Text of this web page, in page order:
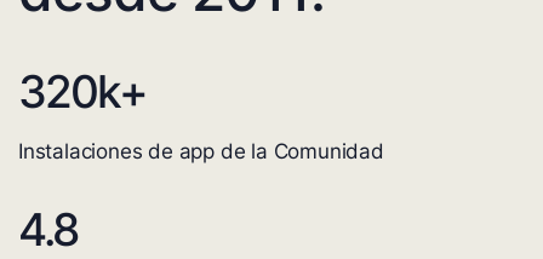
320k+
Instalaciones de app de la Comunidad
4.8